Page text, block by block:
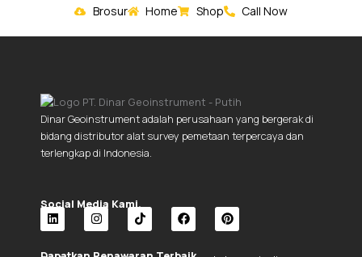
Brosur Home Shop Call Now
Dinar Geoinstrument adalah perusahaan yang bergerak di
bidang distributor alat survey pemetaan terpercaya dan
terlengkap di Indonesia.
Social Media Kami.
L I
n
T F
a
P